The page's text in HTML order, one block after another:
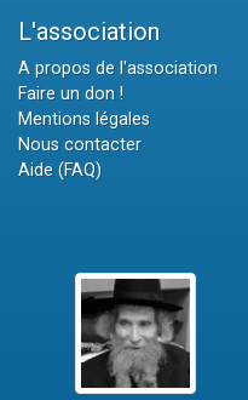
L'association
A propos de l'association
Faire un don !
Mentions légales
Nous contacter
Aide (FAQ)